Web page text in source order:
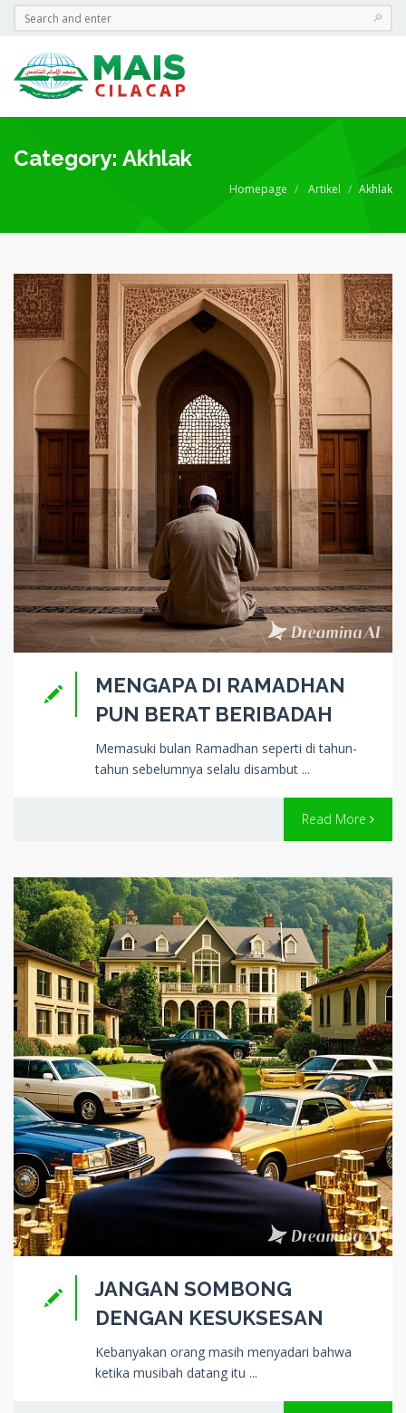
Category: Akhlak
Homepage Artikel Akhlak
MENGAPA DI RAMADHAN
PUN BERAT BERIBADAH
Memasuki bulan Ramadhan seperti di tahun-
tahun sebelumnya selalu disambut ...
Read More
JANGAN SOMBONG
DENGAN KESUKSESAN
Kebanyakan orang masih menyadari bahwa
ketika musibah datang itu ...